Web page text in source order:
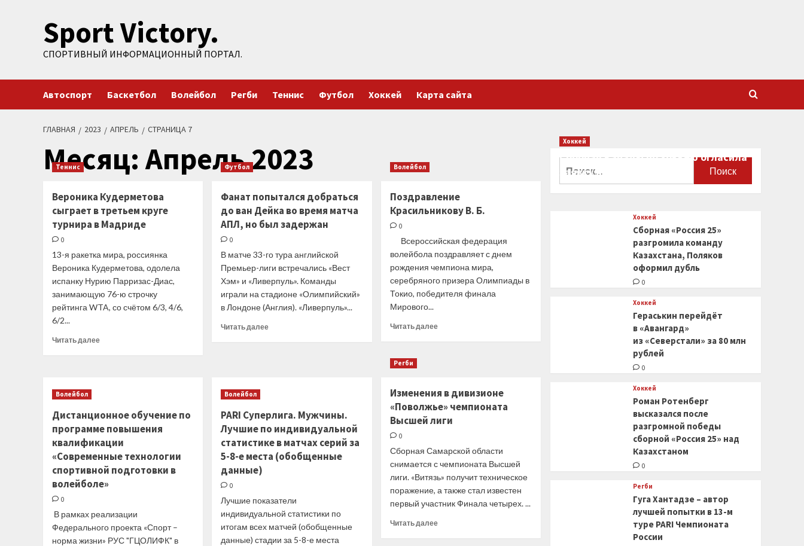
содержимомуSport Victory.
СПОРТИВНЫЙ ИНФОРМАЦИОННЫЙ ПОРТАЛ.
Автоспорт Баскетбол Волейбол Регби Теннис Футбол Хоккей Карта сайта
ГЛАВНАЯ 2023 АПРЕЛЬ СТРАНИЦА 7
Месяц:Апрель 2023
Теннис
Вероника Кудерметова
сыграет в третьем круге
турнира в Мадриде
0
13-я ракетка мира, россиянка
Вероника Кудерметова, одолела
испанку Нурию Парризас-Диас,
занимающую 76-ю строчку
рейтинга WTA, со счётом 6/3, 4/6,
6/2...
Читать далееПрочитать
третьем
круге
турнира
Футбол
Фанат попытался добраться
до ван Дейка во время матча
АПЛ, но был задержан
0
В матче 33-го тура английской
Премьер-лиги встречались «Вест
Хэм» и «Ливерпуль». Команды
играли на стадионе «Олимпийский»
в Лондоне (Англия). «Ливерпуль»...
Читать далееПрочитать
во время
матча
АПЛ,
но был
задержан
Волейбол
Поздравление
Красильникову В. Б.
0
Всероссийская федерация
волейбола поздравляет с днем
рождения чемпиона мира,
серебряного призера Олимпиады в
Токио, победителя финала
Мирового...
Читать далееПрочитать
Б.
Волейбол
Дистанционное обучение по
программе повышения
квалификации
«Современные технологии
спортивной подготовки в
волейболе»
0
В рамках реализации
Федерального проекта «Спорт –
норма жизни» РУС "ГЦОЛИФК" в
Волейбол
PARI Суперлига. Мужчины.
Лучшие по индивидуальной
статистике в матчах серий за
5-8-е места (обобщенные
данные)
0
Лучшие показатели
индивидуальной статистики по
итогам всех матчей (обобщенные
данные) стадии за 5-8-е места
Регби
Изменения в дивизионе
«Поволжье» чемпионата
Высшей лиги
0
Сборная Самарской области
снимается с чемпионата Высшей
лиги. «Витязь» получит техническое
поражение, а также стал известен
первый участник Финала четырех. ...
Читать далееПрочитать
Хоккей
Сборная Канады по хоккею огласила
заявку на чемпионат мира
Хоккей
Сборная «Россия 25»
разгромила команду
Казахстана, Поляков
оформил дубль
0
Хоккей
Гераськин перейдёт
в «Авангард»
из «Северстали» за 80 млн
рублей
0
Хоккей
Роман Ротенберг
высказался после
разгромной победы
сборной «Россия 25» над
Казахстаном
0
Регби
Гуга Хантадзе – автор
лучшей попытки в 13-м
туре PARI Чемпионата
России